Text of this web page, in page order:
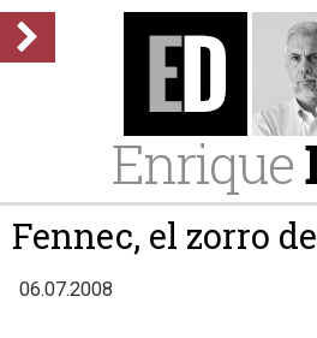
Enrique
Fennec, el zorro
06.07.2008